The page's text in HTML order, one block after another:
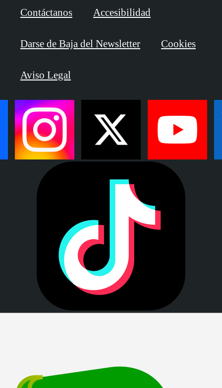
Contáctanos Accesibilidad
Darse de Baja del Newsletter Cookies
Aviso Legal